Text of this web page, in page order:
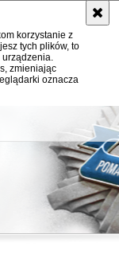
korzystanie z
tych plików, to
urządzenia.
zmieniając
oznacza